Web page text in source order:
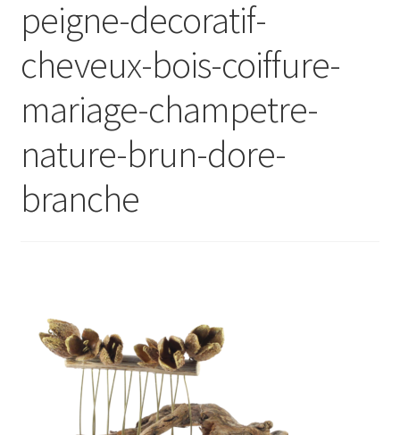
E Boutique
Points de vente
Événements
Contact
peigne-decoratif-
cheveux-bois-coiffure-
mariage-champetre-
nature-brun-dore-
branche